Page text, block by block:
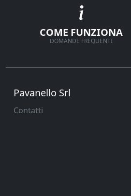
COME FUNZIONA
DOMANDE FREQUENTI
Pavanello Srl
Contatti